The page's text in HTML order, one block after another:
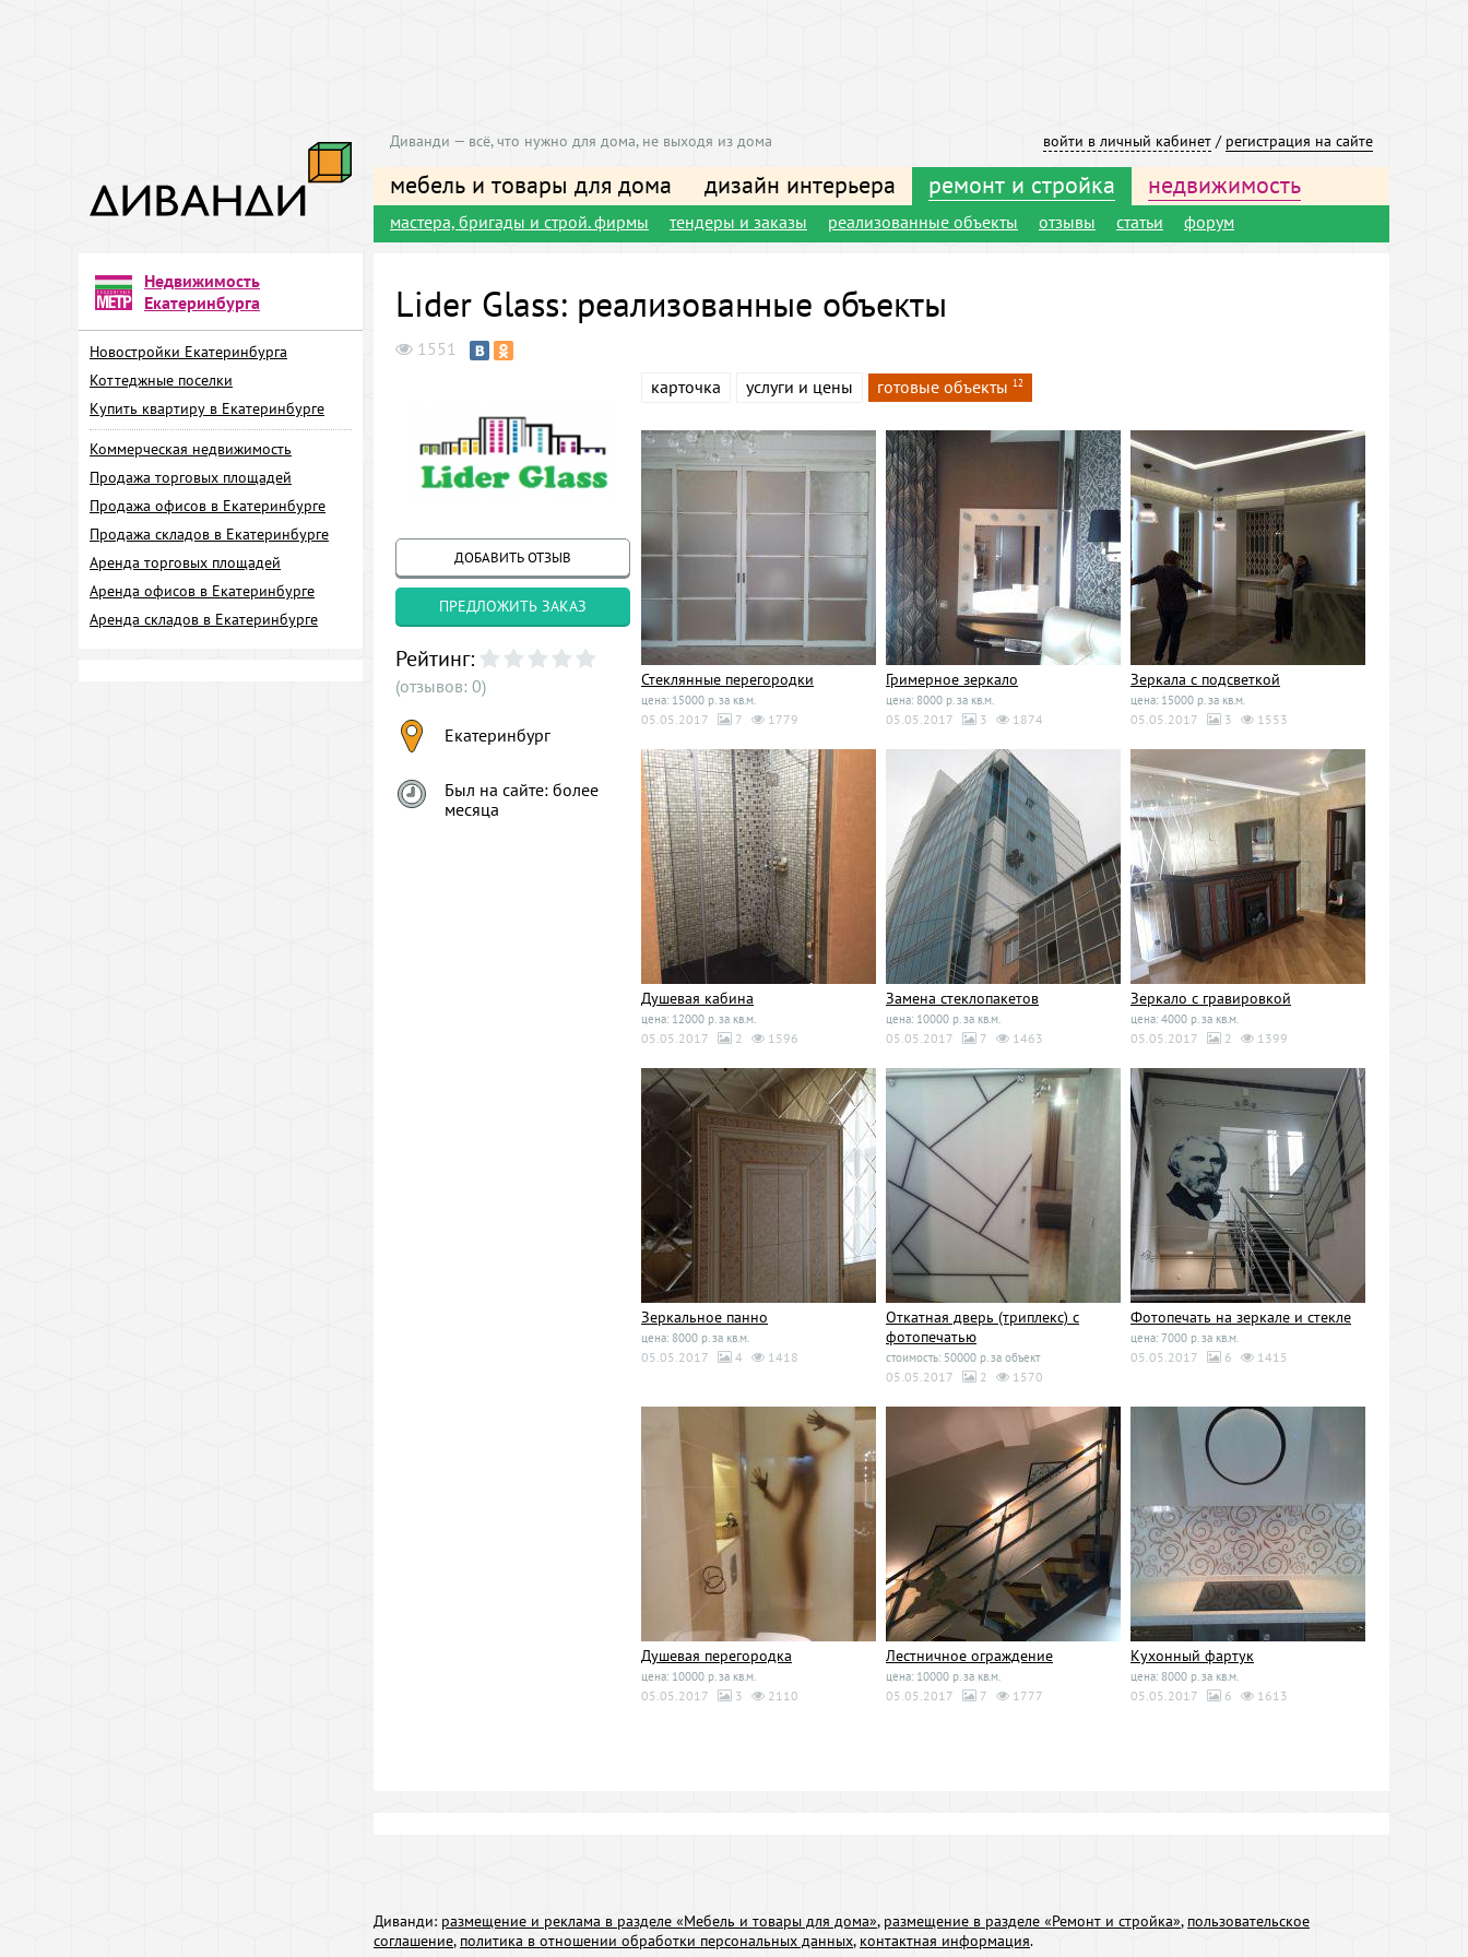
войти в личный кабинет / регистрация на сайте
Диванди — всё, что нужно для дома, не выходя из дома
мебель и товары для дома дизайн интерьера ремонт и стройка недвижимость
мастера, бригады и строй. фирмы тендеры и заказы реализованные объекты отзывы статьи форум
Недвижимость
Екатеринбурга
Новостройки Екатеринбурга
Коттеджные поселки
Купить квартиру в Екатеринбурге
Коммерческая недвижимость
Продажа торговых площадей
Продажа офисов в Екатеринбурге
Продажа складов в Екатеринбурге
Аренда торговых площадей
Аренда офисов в Екатеринбурге
Аренда складов в Екатеринбурге
Lider Glass: реализованные объекты
1551
ДОБАВИТЬ ОТЗЫВ
ПРЕДЛОЖИТЬ ЗАКАЗ
Рейтинг:
(отзывов: 0)
Екатеринбург
Был на сайте: более
месяца
карточка услуги и цены готовые объекты 12
Стеклянные перегородки
цена: 15000 р. за кв.м.
05.05.2017 7 1779
Гримерное зеркало
цена: 8000 р. за кв.м.
05.05.2017 3 1874
Зеркала с подсветкой
цена: 15000 р. за кв.м.
05.05.2017 3 1553
Душевая кабина
цена: 12000 р. за кв.м.
05.05.2017 2 1596
Замена стеклопакетов
цена: 10000 р. за кв.м.
05.05.2017 7 1463
Зеркало с гравировкой
цена: 4000 р. за кв.м.
05.05.2017 2 1399
Зеркальное панно
цена: 8000 р. за кв.м.
05.05.2017 4 1418
Откатная дверь (триплекс) с
фотопечатью
стоимость: 50000 р. за объект
05.05.2017 2 1570
Фотопечать на зеркале и стекле
цена: 7000 р. за кв.м.
05.05.2017 6 1415
Душевая перегородка
цена: 10000 р. за кв.м.
05.05.2017 3 2110
Лестничное ограждение
цена: 10000 р. за кв.м.
05.05.2017 7 1777
Кухонный фартук
цена: 8000 р. за кв.м.
05.05.2017 6 1613
Диванди: размещение и реклама в разделе «Мебель и товары для дома», размещение в разделе «Ремонт и стройка», пользовательское
соглашение, политика в отношении обработки персональных данных, контактная информация.